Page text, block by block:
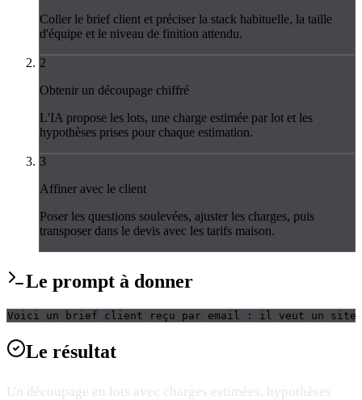
Coller le brief client et préciser la stack habituelle, la taille
d'équipe et le niveau de finition attendu.
2
Obtenir un découpage chiffré
L'IA propose les lots, une charge estimée par lot et les
hypothèses prises pour chaque estimation.
3
Affiner avec le client
Poser les questions soulevées, ajuster les charges, puis
transposer dans le devis avec les tarifs maison.
Le prompt à donner
Voici un brief client reçu par email : il veut un site e-
Le résultat
Un découpage en lots avec charges estimées, hypothèses